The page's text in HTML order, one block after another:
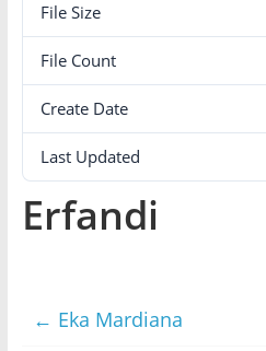
File Size
File Count
Create Date
Last Updated
Erfandi
← Eka Mardiana